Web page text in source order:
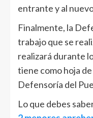
entrante y al
Finalmente, la
trabajo que se
realizará durante
tiene como hoja
Defensoría del
Lo que debes